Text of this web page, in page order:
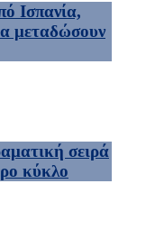
Ισπανία,
μεταδώσουν
σειρά
κύκλο